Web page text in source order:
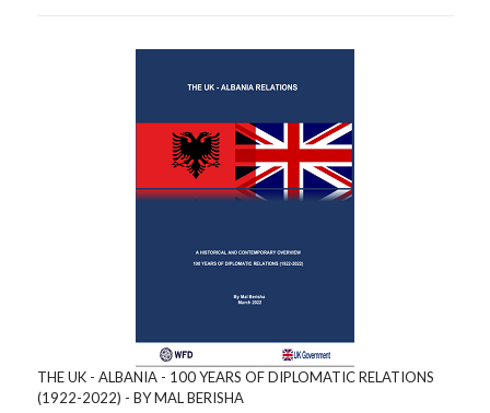
THE UK - ALBANIA - 100 YEARS OF DIPLOMATIC RELATIONS
(1922-2022) - BY MAL BERISHA